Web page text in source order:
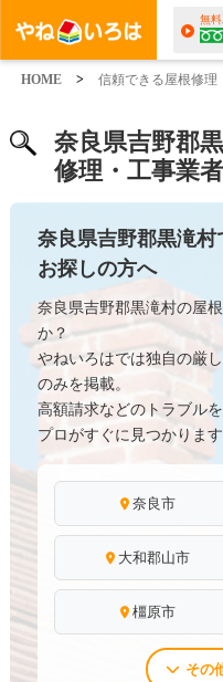
無料
HOME > 信頼できる屋根修理
奈良県吉野郡
修理・工事業者
奈良県吉野郡黒滝
お探しの方へ
奈良県吉野郡黒滝村の屋
か？
やねいろはでは独自の厳
のみを掲載。
高額請求などのトラブル
プロがすぐに見つかります
奈良市
大和郡山市
橿原市
その